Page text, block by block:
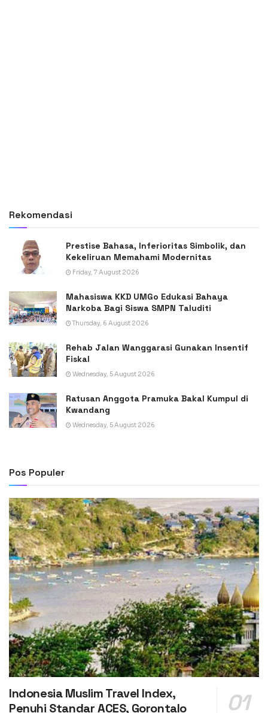
Rekomendasi
Prestise Bahasa, Inferioritas Simbolik, dan
Kekeliruan Memahami Modernitas
Friday, 7 August 2026
Mahasiswa KKD UMGo Edukasi Bahaya
Narkoba Bagi Siswa SMPN Taluditi
Thursday, 6 August 2026
Rehab Jalan Wanggarasi Gunakan Insentif
Fiskal
Wednesday, 5 August 2026
Ratusan Anggota Pramuka Bakal Kumpul di
Kwandang
Wednesday, 5 August 2026
Pos Populer
Indonesia Muslim Travel Index,
Penuhi Standar ACES, Gorontalo